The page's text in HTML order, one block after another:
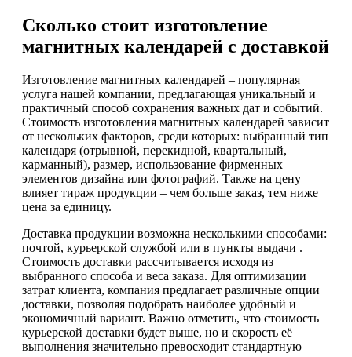
Сколько стоит изготовление
магнитных календарей с доставкой
Изготовление магнитных календарей – популярная
услуга нашей компании, предлагающая уникальный и
практичный способ сохранения важных дат и событий.
Стоимость изготовления магнитных календарей зависит
от нескольких факторов, среди которых: выбранный тип
календаря (отрывной, перекидной, квартальный,
карманный), размер, использование фирменных
элементов дизайна или фотографий. Также на цену
влияет тираж продукции – чем больше заказ, тем ниже
цена за единицу.
Доставка продукции возможна несколькими способами:
почтой, курьерской службой или в пункты выдачи .
Стоимость доставки рассчитывается исходя из
выбранного способа и веса заказа. Для оптимизации
затрат клиента, компания предлагает различные опции
доставки, позволяя подобрать наиболее удобный и
экономичный вариант. Важно отметить, что стоимость
курьерской доставки будет выше, но и скорость её
выполнения значительно превосходит стандартную